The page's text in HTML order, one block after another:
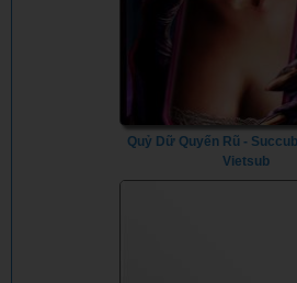
Quỷ Dữ Quyến Rũ -
Vietsub